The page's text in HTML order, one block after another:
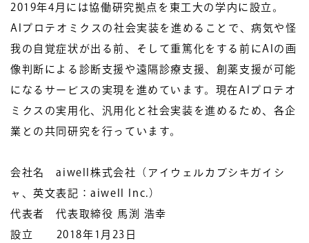
2019年4月には協働研究拠点を東工大の学内に設立。
AIプロテオミクスの社会実装を進めることで、病気や怪
我の自覚症状が出る前、そして重篤化をする前にAIの画
像判断による診断支援や遠隔診療支援、創薬支援が可能
になるサービスの実現を進めています。現在AIプロテオ
ミクスの実用化、汎用化と社会実装を進めるため、各企
業との共同研究を行っています。
会社名 aiwell株式会社（アイウェルカブシキガイシ
ャ、英文表記：aiwell Inc.）
代表者 代表取締役 馬渕 浩幸
設立 2018年1月23日